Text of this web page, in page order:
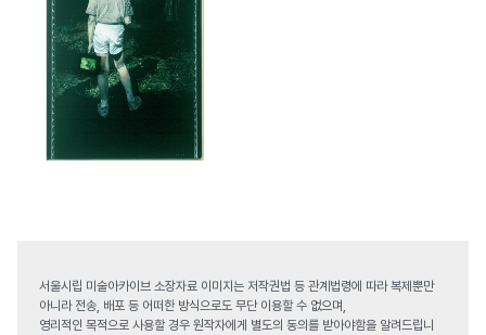
서울시립 미술아카이브 소장자료 이미지는 저작권법 등 관계법령에 따라 복제뿐만
아니라 전송, 배포 등 어떠한 방식으로도 무단 이용할 수 없으며,
영리적인 목적으로 사용할 경우 원작자에게 별도의 동의를 받아야함을 알려드립니